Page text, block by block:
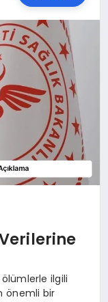
Verilerine
ilgili
önemli bir